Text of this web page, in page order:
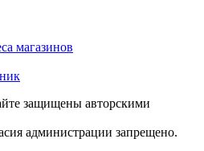
магазинов
защищены авторскими
администрации запрещено.